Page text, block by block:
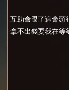
互助會跟了這會頭
拿不出錢要我在等